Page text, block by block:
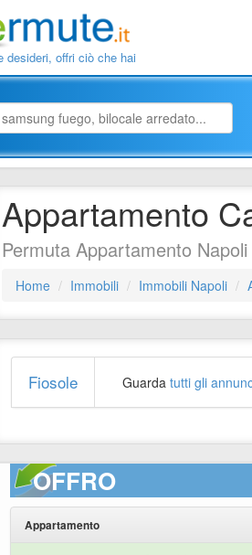
desideri, offri ciò che hai
Appartamento
Permuta Appartamento Napoli
Home Immobili Immobili Napoli
Fiosole Guarda tutti gli
OFFRO
Appartamento